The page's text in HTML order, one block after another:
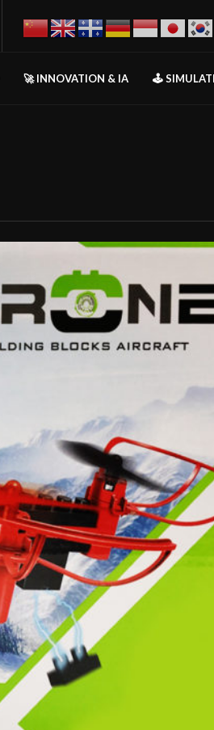
🚀 INNOVATION & IA 🕹️